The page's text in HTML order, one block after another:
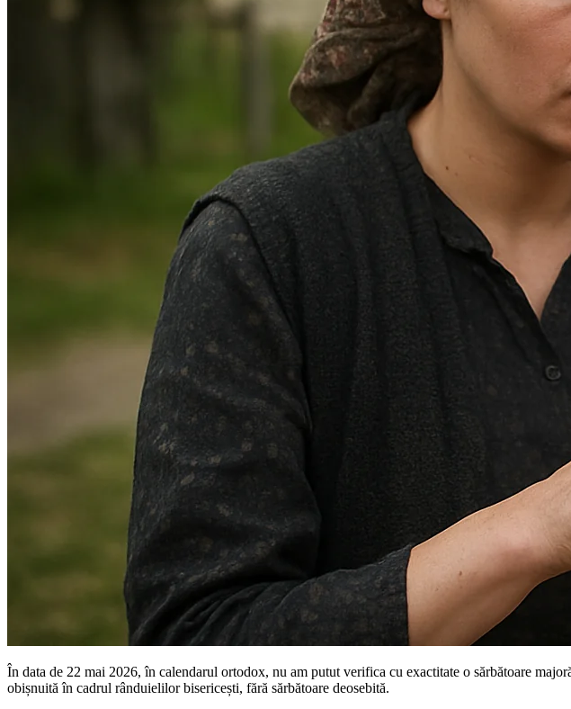
În data de 22 mai 2026, în calendarul ortodox, nu am putut verifica cu exactitate o sărbătoare
obișnuită în cadrul rânduielilor bisericești, fără sărbătoare deosebită.